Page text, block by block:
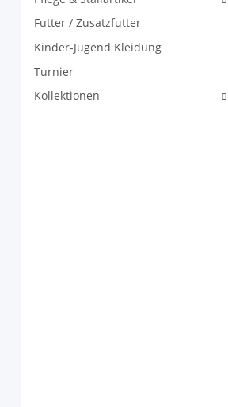
Futter / Zusatzfutter
Kinder-Jugend Kleidung
Turnier
Kollektionen